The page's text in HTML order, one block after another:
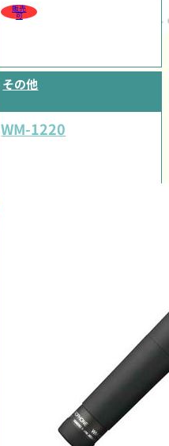
販売
可
その他
WM-1220